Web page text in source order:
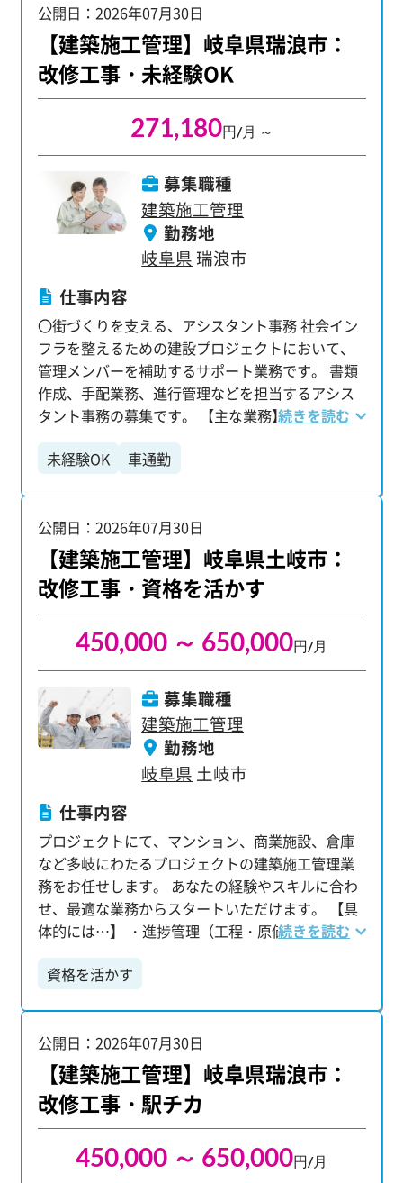
プライベートのバランスを大切にしながら、プロ
ジェクト管理者として大きく成長できる場所で
す。 経験・学歴は一切不問。高卒の方、大卒・第
二新卒の方も、意欲があればぜひご応募くださ
い。 職人や作業員経験、住宅分野経験のみの方で
も歓迎！ 施工管理や図面（CAD）の経験がない方
でも挑戦いただけます！
です。 【主な業務内容】 管理メンバーのサポート
として、多岐にわたる業務に携わっていただきま
す。 ・書類の整理・ファイリング ・建物の写真撮
影、工事の進捗・品質チェック ・スケジュール調
整 ・図面チェック、打ち合わせ ・工事全体の計
将来的には、プロジェクトの進行管理を任される
プロへと成長できます。 大手・優良企業のビッグ
プロジェクトに携わるチャンスも豊富です。 【成
長を支える、万全の教育・フォロー体制】 未経験
の方でも安心して飛び込める、充実したサポート
体制が当社の強みです。 ・充実の教育制度：タブ
レット支給によるほぼ100％WEBリモート研修
で、建設業界の基礎から最先端システムまで幅広
く学べます。毎年約2000名の未経験者採用実績
が、育成ノウハウの証です。 ・マンツーマンのフ
ォロー体制：専任担当があなたのキャリアや日々
の業務の相談に乗ります。不安なことや将来の目
標など、何でも話せる心強い存在です。 【仕事も
プライベートも充実できる環境】 無理なく長く働
プライベートのバランスを大切にしながら、プロ
ジェクト管理者として大きく成長できる場所で
す。 経験・学歴は一切不問。高卒の方、大卒・第
二新卒の方も、意欲があればぜひご応募くださ
い。 職人や作業員経験、住宅分野経験のみの方で
も歓迎！ 施工管理や図面（CAD）の経験がない方
でも挑戦いただけます！
公開日：2026年07月30日
【建築施工管理】岐阜県瑞浪市：
改修工事・未経験OK
271,180円/月 ～
募集職種
建築施工管理
勤務地
岐阜県 瑞浪市
仕事内容
〇街づくりを支える、アシスタント事務 社会イン
フラを整えるための建設プロジェクトにおいて、
管理メンバーを補助するサポート業務です。 書類
作成、手配業務、進行管理などを担当するアシス
タント事務の募集です。 【主な業務】 ・書類の整
理やファイリング ・建物の写真撮影 ・工事の進み
具合や作業品質のチェック ・スケジュール調整
行いながら、現場・仕事の流れに関する理解を深
めましょう。 【充実の教育体制】 タブレット端末
支給でほぼ100％WEBでのリモート研修を受けら
れます。 建設業界の基礎知識や業界用語、ビジネ
スマナーから 業界最先端のシステムまで幅広く学
びます。 もちろん社会人経験が浅い方でも大丈
しており 未経験の方を中心とした育成体制には自
信があります。 安心して活躍頂けるようサポート
します。 【フォロー体制】 マンツーマンでフォロ
ー担当がつき仕事やキャリアのことをしっかりサ
ポート。 不安なことや将来のキャリアの希望など
全力で耳を傾け、応え、フォローアップしていき
ます。 【充実したプライベートとキャリアアップ
を両立！】 年間休日125日に加えて、平均残業時
間16.36h、有給平均取得日数10.95日。 仕事とプ
ライベートのバランスを大切にしながら、 一人前
のプロジェクト管理者(施工管理)として成長できま
す。 求めている人材 経験不問/学歴不問/高卒OK/
大卒・第二新卒OK 職人や作業員経験、住宅分野経
験のみの方でも歓迎！ 施工管理や図面（CAD）の
続きを読む
未経験OK 車通勤
公開日：2026年07月30日
【建築施工管理】岐阜県土岐市：
改修工事・資格を活かす
450,000 ～ 650,000円/月
募集職種
建築施工管理
勤務地
岐阜県 土岐市
仕事内容
プロジェクトにて、マンション、商業施設、倉庫
など多岐にわたるプロジェクトの建築施工管理業
務をお任せします。 あなたの経験やスキルに合わ
せ、最適な業務からスタートいただけます。 【具
体的には…】 ・進捗管理（工程・原価・安全・品
質） ・クライアントとの打合せ ・施工図面の作
成・チェック・修正 ・人員・資材の手配 ・工程表
プも！】 1級・2級建築施工管理技士や1級・2級建
築士などの資格をお持ちの方は、 給与アップも目
指せるだけでなく、「建築トップエンジニア」へ
の道も開かれます。
続きを読む
資格を活かす
公開日：2026年07月30日
【建築施工管理】岐阜県瑞浪市：
改修工事・駅チカ
450,000 ～ 650,000円/月